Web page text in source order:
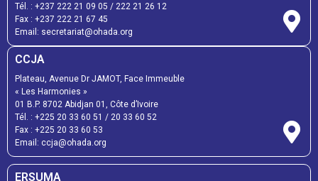
Tél. : +237 222 21 09 05 / 222 21 26 12
Fax : +237 222 21 67 45
Email: secretariat@ohada.org
CCJA
Plateau, Avenue Dr JAMOT, Face Immeuble
« Les Harmonies »
01 B.P. 8702 Abidjan 01, Côte d’Ivoire
Tél. : +225 20 33 60 51 / 20 33 60 52
Fax : +225 20 33 60 53
Email: ccja@ohada.org
ERSUMA